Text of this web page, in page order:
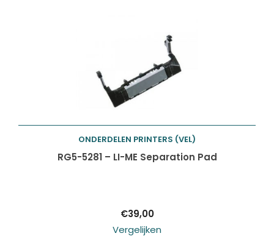
Toevoegen aan
ONDERDELEN PRINTERS (VEL)
RG5-5281 – LI-ME Separation Pad
€39,00
Vergelijken